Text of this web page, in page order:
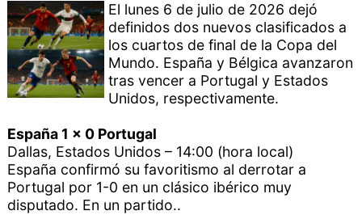
El lunes 6 de julio de 2026 dejó
definidos dos nuevos clasificados a
los cuartos de final de la Copa del
Mundo. España y Bélgica avanzaron
tras vencer a Portugal y Estados
Unidos, respectivamente.
España 1 x 0 Portugal
Dallas, Estados Unidos – 14:00 (hora local)
España confirmó su favoritismo al derrotar a
Portugal por 1-0 en un clásico ibérico muy
disputado. En un partido..